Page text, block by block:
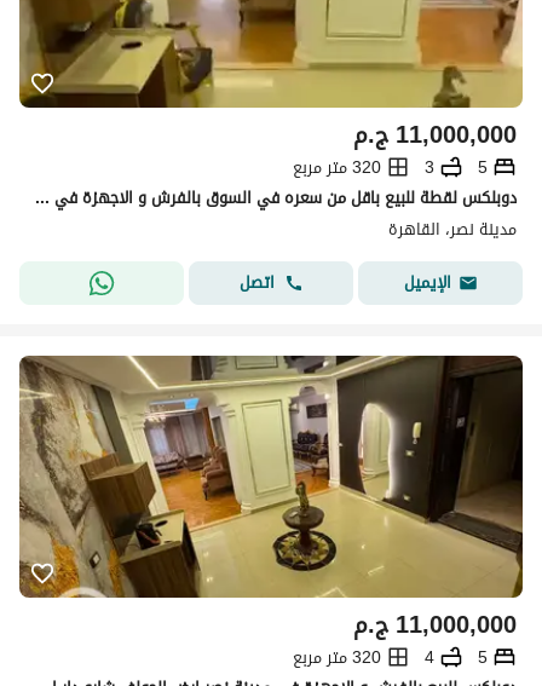
ج.م11,000,000
5
3
320 متر مربع
دوبلكس لقطة للبيع باقل من سعره في السوق بالفرش و الاجهزة في ارقي احياء مدينة نصر -ارض الجولف
مدينة نصر، القاهرة
الإيميل
اتصل
ج.م11,000,000
5
4
320 متر مربع